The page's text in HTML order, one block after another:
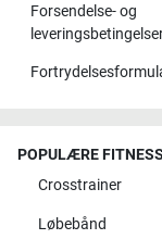
Forsendelse- og
POPULÆRE
Crosstrainer
Løbebånd